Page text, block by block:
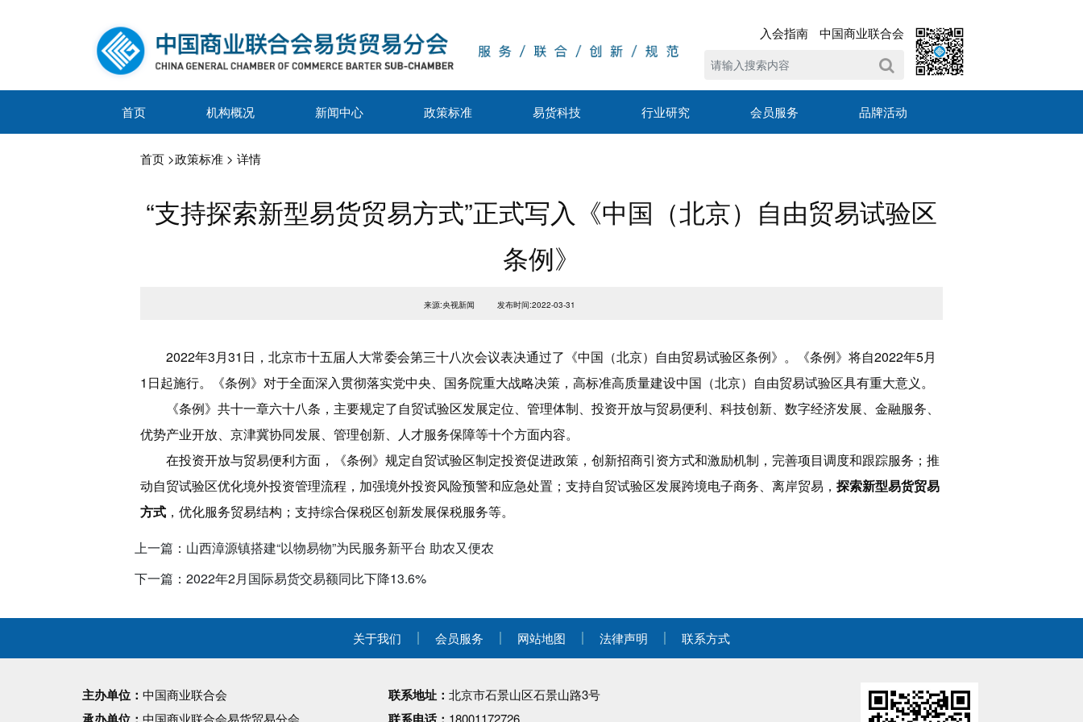
入会指南 中国商业联合会
首页 机构概况 新闻中心 政策标准 易货科技 行业研究 会员服务 品牌活动
首页 >政策标准 > 详情
“支持探索新型易货贸易方式”正式写入《中国（北京）自由贸易试验区
条例》
来源:央视新闻 发布时间:2022-03-31
2022年3月31日，北京市十五届人大常委会第三十八次会议表决通过了《中国（北京）自由贸易试验区条例》。《条例》将自2022年5月
1日起施行。《条例》对于全面深入贯彻落实党中央、国务院重大战略决策，高标准高质量建设中国（北京）自由贸易试验区具有重大意义。
《条例》共十一章六十八条，主要规定了自贸试验区发展定位、管理体制、投资开放与贸易便利、科技创新、数字经济发展、金融服务、
优势产业开放、京津冀协同发展、管理创新、人才服务保障等十个方面内容。
在投资开放与贸易便利方面，《条例》规定自贸试验区制定投资促进政策，创新招商引资方式和激励机制，完善项目调度和跟踪服务；推
动自贸试验区优化境外投资管理流程，加强境外投资风险预警和应急处置；支持自贸试验区发展跨境电子商务、离岸贸易， 探索新型易货贸易
方式 ，优化服务贸易结构；支持综合保税区创新发展保税服务等。
上一篇：山西漳源镇搭建“以物易物”为民服务新平台 助农又便农
下一篇：2022年2月国际易货交易额同比下降13.6%
关于我们 会员服务 网站地图 法律声明 联系方式
主办单位： 中国商业联合会
中国商业联合会易货贸易分会
联系地址： 北京市石景山区石景山路3号
18001172726